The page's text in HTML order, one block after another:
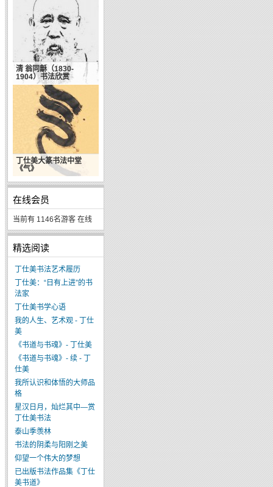
清 翁同龢（1830-
1904）书法欣赏
丁仕美大篆书法中堂
《气》
在线会员
当前有 1146名游客 在线
精选阅读
丁仕美书法艺术履历
丁仕美：“日有上进”的书
法家
丁仕美书学心语
我的人生、艺术观 - 丁仕
美
《书道与书魂》- 丁仕美
《书道与书魂》- 续 - 丁
仕美
我所认识和体悟的大师品
格
星汉日月，灿烂其中—赏
丁仕美书法
泰山季羡林
书法的阴柔与阳刚之美
仰望一个伟大的梦想
已出版书法作品集《丁仕
美书道》